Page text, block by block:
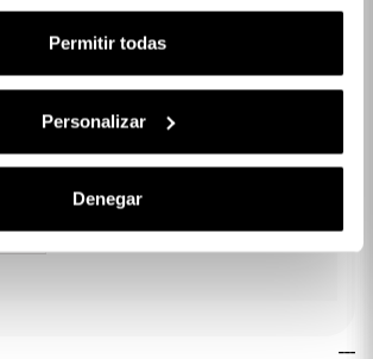
Permitir todas
Personalizar
Denegar
Vidro Temperado Completa
para Samsung Galaxy S23
23,99 €
Lente para Samsung Galaxy
6,99 €